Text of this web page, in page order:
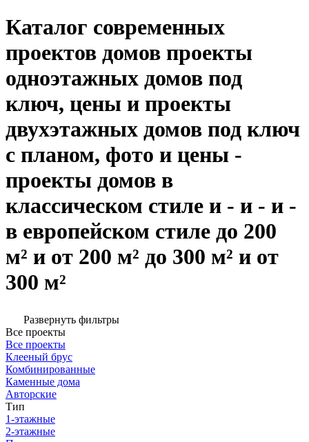
Каталог современных
проектов домов проекты
одноэтажных домов под
ключ, цены и проекты
двухэтажных домов под ключ
с планом, фото и цены -
проекты домов в
классическом стиле и - и - и -
в европейском стиле до 200
м² и от 200 м² до 300 м² и от
300 м²
Развернуть фильтры
Все проекты
Все проекты
Клееный брус
Комбинированные
Каменные дома
Авторские
Тип
1-этажные
2-этажные